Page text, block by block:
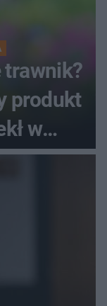
trawnik?
produkt
w